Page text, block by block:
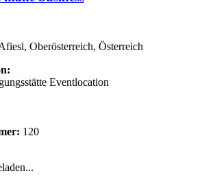
Oberösterreich, Österreich
Eventlocation
120